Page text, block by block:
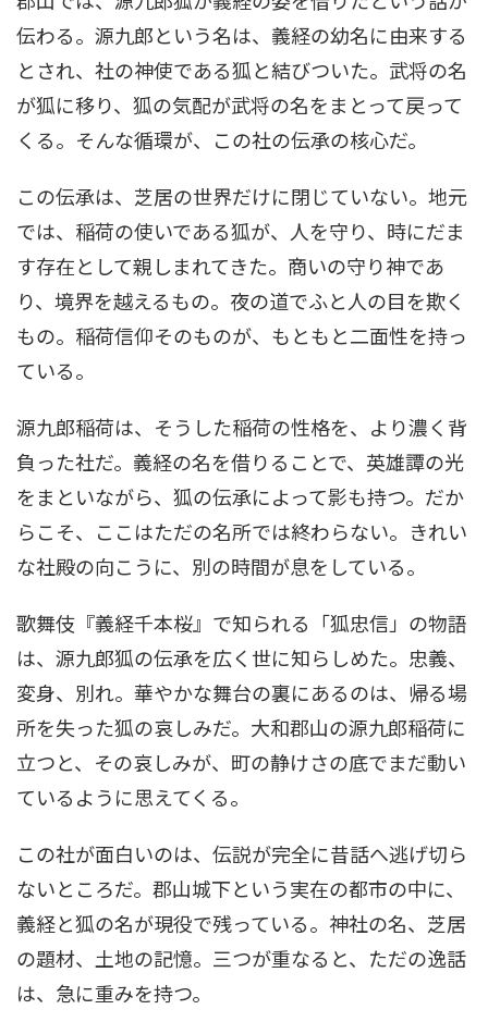
伝わる。源九郎という名は、義経の幼名に由来する
とされ、社の神使である狐と結びついた。武将の名
が狐に移り、狐の気配が武将の名をまとって戻って
くる。そんな循環が、この社の伝承の核心だ。
この伝承は、芝居の世界だけに閉じていない。地元
では、稲荷の使いである狐が、人を守り、時にだま
す存在として親しまれてきた。商いの守り神であ
り、境界を越えるもの。夜の道でふと人の目を欺く
もの。稲荷信仰そのものが、もともと二面性を持っ
ている。
源九郎稲荷は、そうした稲荷の性格を、より濃く背
負った社だ。義経の名を借りることで、英雄譚の光
をまといながら、狐の伝承によって影も持つ。だか
らこそ、ここはただの名所では終わらない。きれい
な社殿の向こうに、別の時間が息をしている。
歌舞伎『義経千本桜』で知られる「狐忠信」の物語
は、源九郎狐の伝承を広く世に知らしめた。忠義、
変身、別れ。華やかな舞台の裏にあるのは、帰る場
所を失った狐の哀しみだ。大和郡山の源九郎稲荷に
立つと、その哀しみが、町の静けさの底でまだ動い
ているように思えてくる。
この社が面白いのは、伝説が完全に昔話へ逃げ切ら
ないところだ。郡山城下という実在の都市の中に、
義経と狐の名が現役で残っている。神社の名、芝居
の題材、土地の記憶。三つが重なると、ただの逸話
は、急に重みを持つ。